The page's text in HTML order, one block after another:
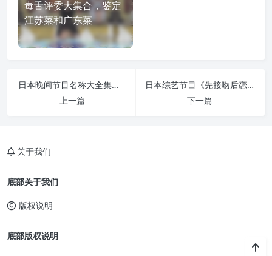
毒舌评委大集合，鉴定
江苏菜和广东菜
日本晚间节目名称大全集排行榜，掌握最新最全娱乐资讯
上一篇
日本综艺节目《先接吻后恋爱》深度解读
下一篇
关于我们
底部关于我们
版权说明
底部版权说明